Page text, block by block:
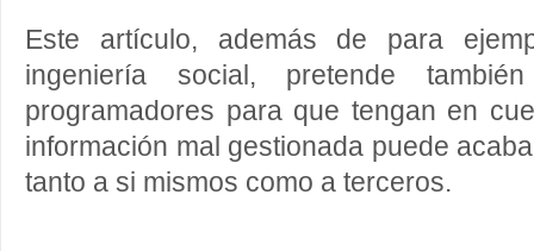
Este artículo, además de para
ingeniería social, pretende
programadores para que tengan en
información mal gestionada puede
tanto a si mismos como a terceros.